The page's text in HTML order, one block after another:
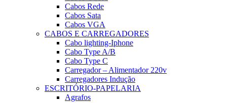
Cabos Rede
Cabos Sata
Cabos VGA
CABOS E CARREGADORES
Cabo lighting-Iphone
Cabo Type A/B
Cabo Type C
Carregador – Alimentador 220v
Carregadores Indução
ESCRITÓRIO-PAPELARIA
Agrafos